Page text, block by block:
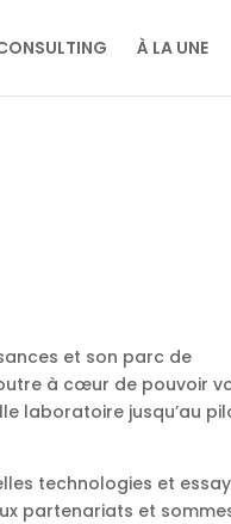
À LA UNE
et son parc de
à cœur de pouvoir
laboratoire jusqu’au
technologies et
partenariats et